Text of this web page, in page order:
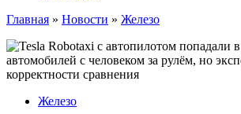
Главная » Новости » Железо
Железо